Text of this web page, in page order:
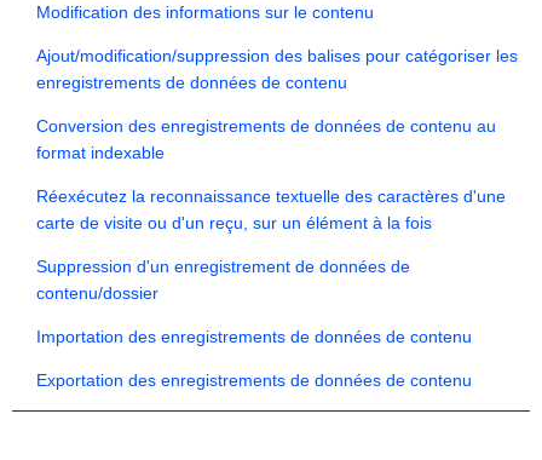
Modification des informations sur le contenu
Ajout/modification/suppression des balises pour catégoriser les
enregistrements de données de contenu
Conversion des enregistrements de données de contenu au
format indexable
Réexécutez la reconnaissance textuelle des caractères d'une
carte de visite ou d'un reçu, sur un élément à la fois
Suppression d'un enregistrement de données de
contenu/dossier
Importation des enregistrements de données de contenu
Exportation des enregistrements de données de contenu